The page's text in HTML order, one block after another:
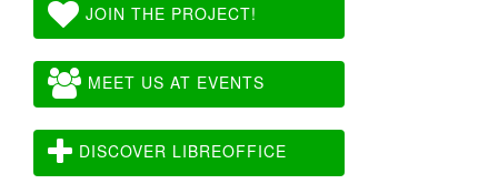
JOIN THE PROJECT!
MEET US AT EVENTS
DISCOVER LIBREOFFICE